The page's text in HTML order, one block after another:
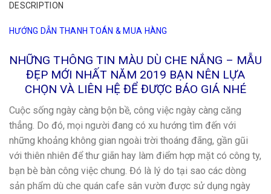
DESCRIPTION
HƯỚNG DẪN THANH TOÁN & MUA HÀNG
NHỮNG THÔNG TIN MÀU DÙ CHE NẮNG – MẪU
ĐẸP MỚI NHẤT NĂM 2019 BẠN NÊN LỰA
CHỌN VÀ LIÊN HỆ ĐỂ ĐƯỢC BÁO GIÁ NHÉ
Cuộc sống ngày càng bộn bề, công việc ngày càng căng
thẳng. Do đó, mọi người đang có xu hướng tìm đến với
những khoảng không gian ngoài trời thoáng đãng, gần gũi
với thiên nhiên để thư giãn hay làm điểm hợp mặt có công ty,
bạn bè bàn công việc chung. Đó là lý do tại sao các dòng
sản phẩm dù che quán cafe sân vườn được sử dụng ngày